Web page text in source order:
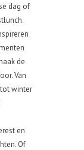
dag of
de
Van
winter
en
Of